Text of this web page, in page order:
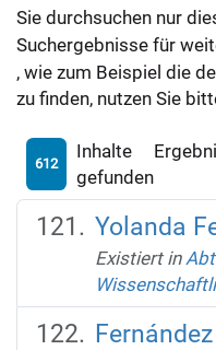
Sie durchsuchen nur
Suchergebnisse für
, wie zum Beispiel die
zu finden, nutzen Sie
612
Inhalte
gefunden
Yolanda
Existiert in